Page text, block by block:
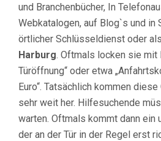
und Branchenbücher, In
Webkatalogen, auf Blog`s und in
örtlicher Schlüsseldienst oder als
Harburg. Oftmals locken sie mit
Türöffnung“ oder etwa
Euro“. Tatsächlich kommen
sehr weit her. Hilfesuchende
warten. Oftmals kommt dann ein
der an der Tür in der Regel erst